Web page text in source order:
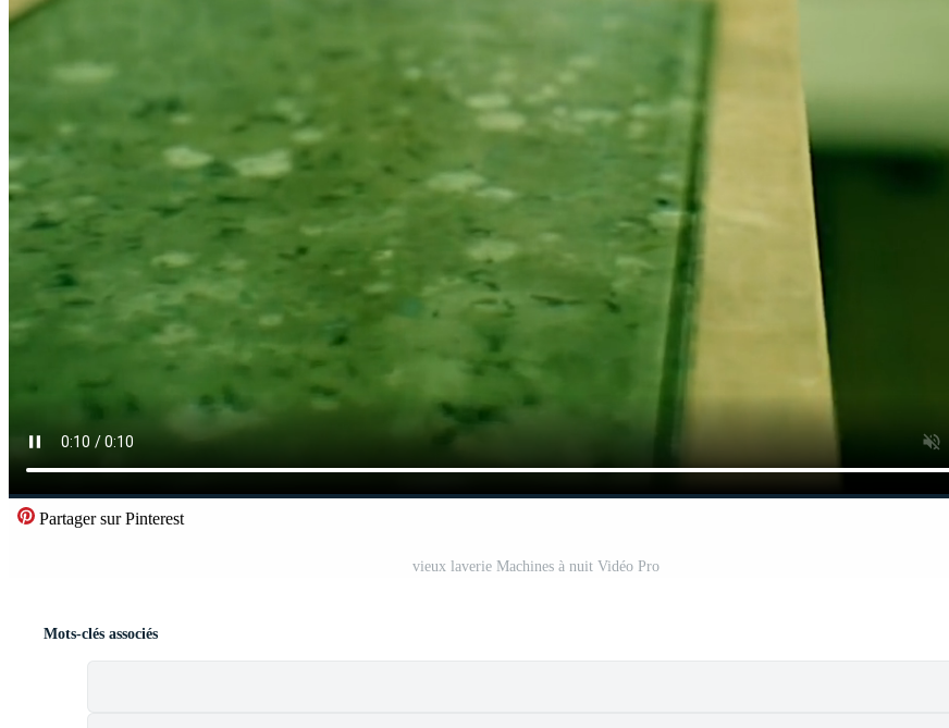
Partager sur Pinterest
vieux laverie Machines à nuit Vidéo Pro
Mots-clés associés